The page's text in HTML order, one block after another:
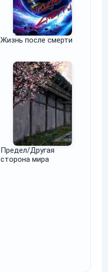
Жизнь после смерти
Предел/Другая
сторона мира